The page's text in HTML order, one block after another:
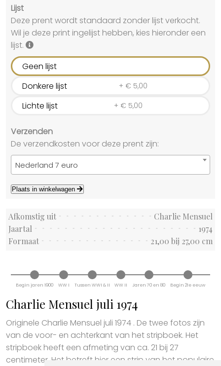
Lijst
Deze prent wordt standaard zonder lijst verkocht.
Wil je deze print ingelijst hebben, kies hieronder een
lijst.
Geen lijst
Donkere lijst
+ € 5,00
Lichte lijst + € 5,00
Verzenden
De verzendkosten voor deze prent zijn:
Nederland 7 euro
Plaats in winkelwagen
Afkomstig uit
Charlie Mensuel
Jaartal
1974
Formaat
21,00 bij 27,00 cm
Begin jaren 1900 WW I Tussen WWI & II WW II Jaren 70 en 80 Begin 21e eeuw
Charlie Mensuel juli 1974
Originele Charlie Mensuel juli 1974 . De twee fotos zijn
van de voor- en achterkant van het stripboek. Het
stripboek heeft een afmeting van ca. 21 bij 27
centimeter. Het betreft hier een strip van het populaire